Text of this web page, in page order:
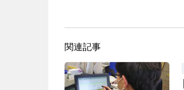
関連記事